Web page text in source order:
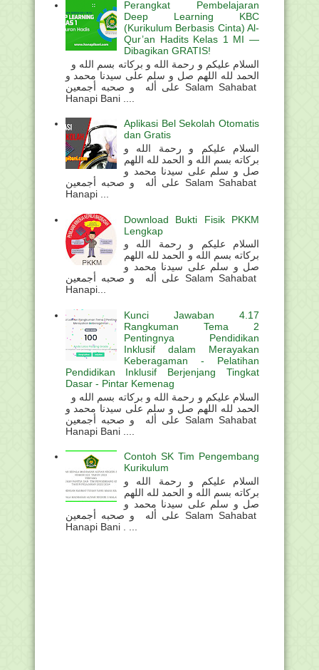
Perangkat Pembelajaran
Deep Learning KBC
(Kurikulum Berbasis Cinta) Al-
Qur’an Hadits Kelas 1 MI —
Dibagikan GRATIS!
الحمد لله اللهم صل و سلم على سيدنا محمد و
على أله و صحبه أجمعين Salam Sahabat
Hanapi Bani ....
Aplikasi Bel Sekolah Otomatis
dan Gratis
السلام عليكم و رحمة الله و
بركاته بسم الله و الحمد لله اللهم
صل و سلم على سيدنا محمد و
على أله و صحبه أجمعين Salam Sahabat
Hanapi ...
Download Bukti Fisik PKKM
Lengkap
السلام عليكم و رحمة الله و
بركاته بسم الله و الحمد لله اللهم
صل و سلم على سيدنا محمد و
على أله و صحبه أجمعين Salam Sahabat
Hanapi...
Kunci Jawaban 4.17
Rangkuman Tema 2
Pentingnya Pendidikan
Inklusif dalam Merayakan
Keberagaman - Pelatihan
Pendidikan Inklusif Berjenjang Tingkat
Dasar - Pintar Kemenag
الحمد لله اللهم صل و سلم على سيدنا محمد و
على أله و صحبه أجمعين Salam Sahabat
Hanapi Bani ....
Contoh SK Tim Pengembang
Kurikulum
السلام عليكم و رحمة الله و
بركاته بسم الله و الحمد لله اللهم
صل و سلم على سيدنا محمد و
على أله و صحبه أجمعين Salam Sahabat
Hanapi Bani . ...